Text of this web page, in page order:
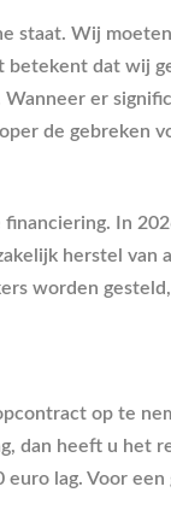
Wij
dat wij
er
de gebreken
In
herstel van
worden
op te
dan heeft u het
lag. Voor